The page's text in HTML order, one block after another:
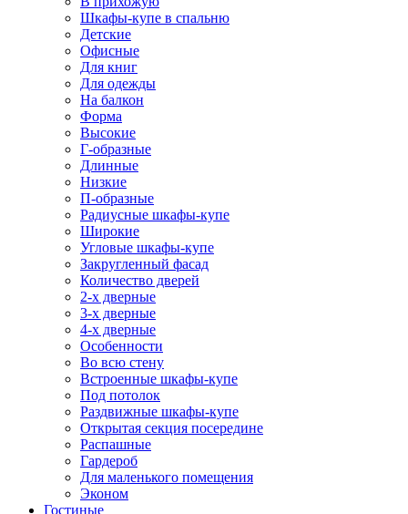
Шкафы-купе в спальню
Детские
Офисные
Для книг
Для одежды
На балкон
Форма
Высокие
Г-образные
Длинные
Низкие
П-образные
Радиусные шкафы-купе
Широкие
Угловые шкафы-купе
Закругленный фасад
Количество дверей
2-х дверные
3-х дверные
4-х дверные
Особенности
Во всю стену
Встроенные шкафы-купе
Под потолок
Раздвижные шкафы-купе
Открытая секция посередине
Распашные
Гардероб
Для маленького помещения
Эконом
Гостиные